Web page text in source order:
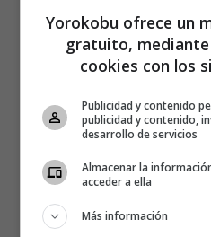
Yorokobu ofrece un
gratuito,
cookies con los
Publicidad y contenido
publicidad y contenido,
desarrollo de servicios
Almacenar la
acceder a ella
Más información